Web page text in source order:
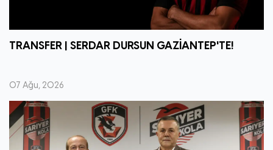
TRANSFER | SERDAR DURSUN GAZİANTEP'TE!
07 Ağu, 2026